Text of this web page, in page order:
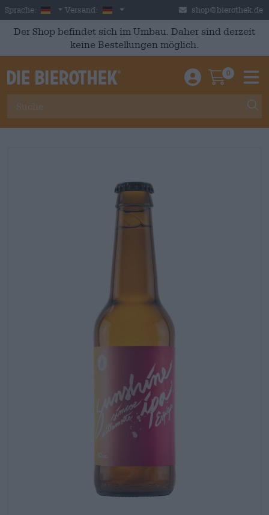
Skip to main content
Sprache: German
Versand: Deutschland shop@bierothek.de
Der Shop befindet sich im Umbau. Daher sind derzeit
keine Bestellungen möglich.
Einloggen /
0